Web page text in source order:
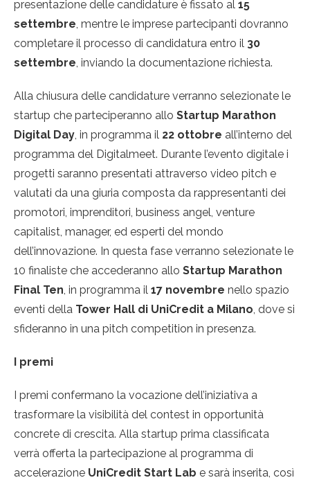
presentazione delle candidature è fissato al 15
settembre , mentre le imprese partecipanti dovranno
completare il processo di candidatura entro il 30
settembre , inviando la documentazione richiesta.
Alla chiusura delle candidature verranno selezionate le
startup che parteciperanno allo Startup Marathon
Digital Day , in programma il 22 ottobre all’interno del
programma del Digitalmeet. Durante l’evento digitale i
progetti saranno presentati attraverso video pitch e
valutati da una giuria composta da rappresentanti dei
promotori, imprenditori, business angel, venture
capitalist, manager, ed esperti del mondo
dell’innovazione. In questa fase verranno selezionate le
10 finaliste che accederanno allo Startup Marathon
Final Ten , in programma il 17 novembre nello spazio
eventi della Tower Hall di UniCredit a Milano , dove si
sfideranno in una pitch competition in presenza.
I premi
I premi confermano la vocazione dell’iniziativa a
trasformare la visibilità del contest in opportunità
concrete di crescita. Alla startup prima classificata
verrà offerta la partecipazione al programma di
accelerazione UniCredit Start Lab e sarà inserita, così